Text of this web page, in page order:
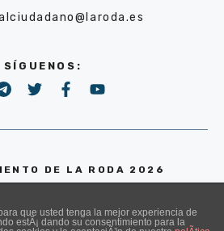
SÍGUENOS:
DE LA RODA 2026
DE PRIVACIDAD
que usted tenga la mejor experiencia de
estÃ¡ dando su consentimiento para la